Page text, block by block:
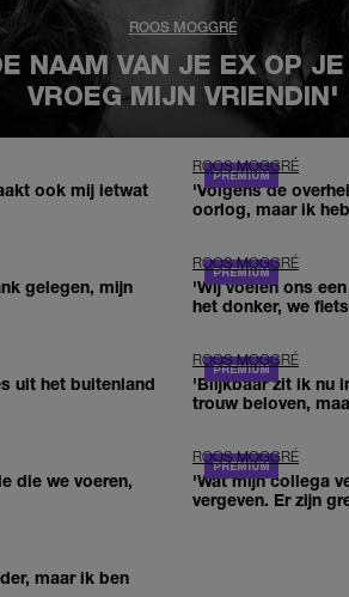
ROOS MOGGRÉ
NAAM VAN JE EX OP
VROEG MIJN VRIENDIN'
ook mij ietwat
ROOS MOGGRÉ
'Volgens de
oorlog, maar ik
gelegen, mijn
ROOS MOGGRÉ
'Wij voelen ons
het donker, we
uit het buitenland
ROOS MOGGRÉ
'Blijkbaar zit ik nu
trouw beloven,
die we voeren,
ROOS MOGGRÉ
'Wat mijn collega
vergeven. Er zijn
maar ik ben